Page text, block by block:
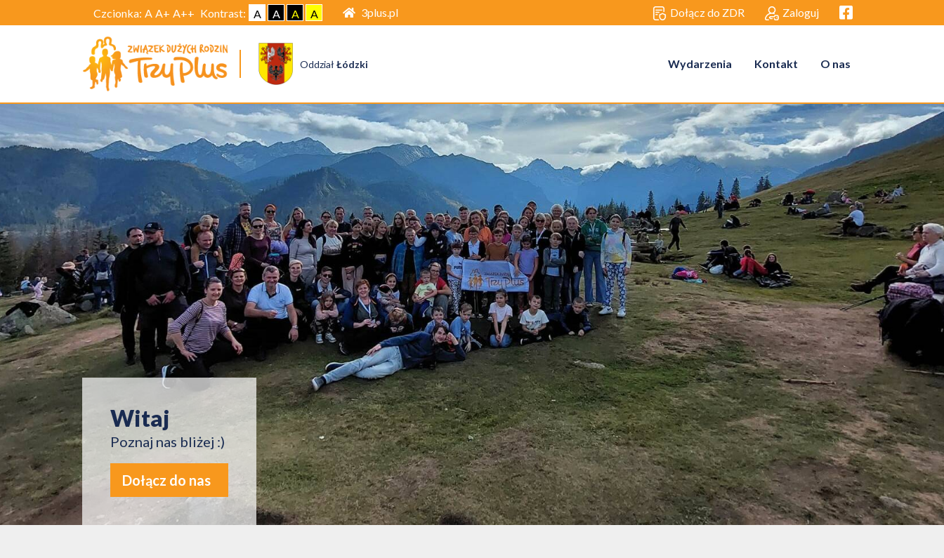
Czcionka: A A+ A++ Kontrast: A A A A 3plus.pl Dołącz do ZDR Zaloguj Facebook link
Oddział Łódzki Wydarzenia Kontakt O nas
Witaj
Poznaj nas bliżej :)
Dołącz do nas